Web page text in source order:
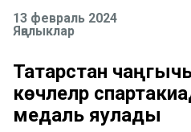
13 февраль 2024
Яңалыклар
Татарстан
көчлеләр
медаль яулады